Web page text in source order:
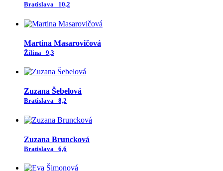
Bratislava 10,2
Martina Masarovičová
Žilina 9,3
Zuzana Šebelová
Bratislava 8,2
Zuzana Bruncková
Bratislava 6,6